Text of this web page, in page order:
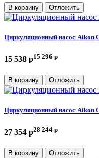
В корзину Отложить
Циркуляционный насос Aikon
15 538 p15 296 p
В корзину Отложить
Циркуляционный насос Aikon
27 354 p28 244 p
В корзину Отложить